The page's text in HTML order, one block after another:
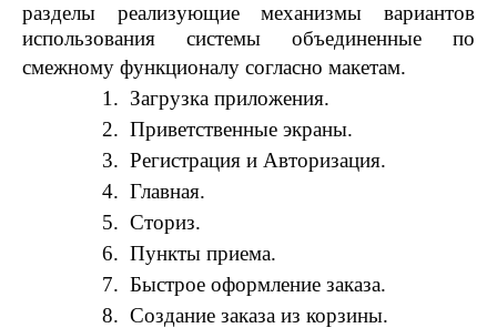
разделы реализующие механизмы вариантов
использования системы объединенные по
смежному функционалу согласно макетам.
1. Загрузка приложения.
2. Приветственные экраны.
3. Регистрация и Авторизация.
4. Главная.
5. Сториз.
6. Пункты приема.
7. Быстрое оформление заказа.
8. Создание заказа из корзины.